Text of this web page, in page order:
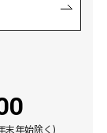
末年始除く)